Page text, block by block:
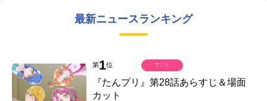
最新ニュースランキング
第1位
『たんプリ』第28話あらすじ＆場面
カット
アニメ